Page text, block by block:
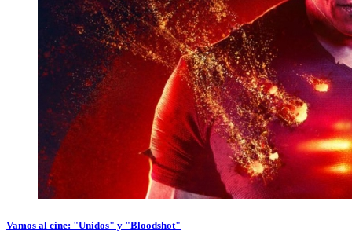
Vamos al cine: "Unidos" y "Bloodshot"